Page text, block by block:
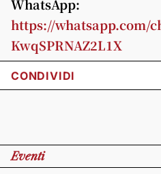
WhatsApp:
https://whatsapp.com/
KwqSPRNAZ2L1X
CONDIVIDI
Eventi